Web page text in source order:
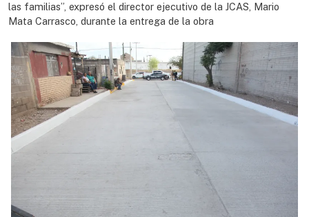
las familias”, expresó el director ejecutivo de la JCAS, Mario
Mata Carrasco, durante la entrega de la obra